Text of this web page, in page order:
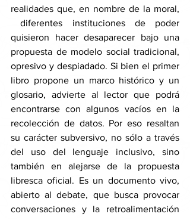
realidades que, en nombre de la moral,
diferentes instituciones de poder
quisieron hacer desaparecer bajo una
propuesta de modelo social tradicional,
opresivo y despiadado. Si bien el primer
libro propone un marco histórico y un
glosario, advierte al lector que podrá
encontrarse con algunos vacíos en la
recolección de datos. Por eso resaltan
su carácter subversivo, no sólo a través
del uso del lenguaje inclusivo, sino
también en alejarse de la propuesta
libresca oficial. Es un documento vivo,
abierto al debate, que busca provocar
conversaciones y la retroalimentación